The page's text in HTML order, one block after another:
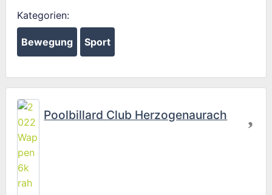
Kategorien:
Bewegung Sport
Poolbillard Club Herzogenaurach
Wird geladen …